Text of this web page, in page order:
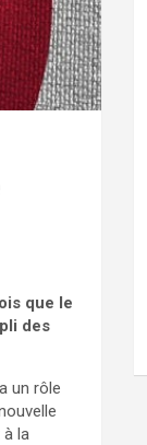
que le
des
un rôle
la